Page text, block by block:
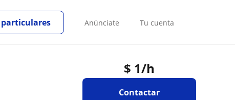
Anúnciate Tu cuenta
particulares
$ 1/h
Contactar